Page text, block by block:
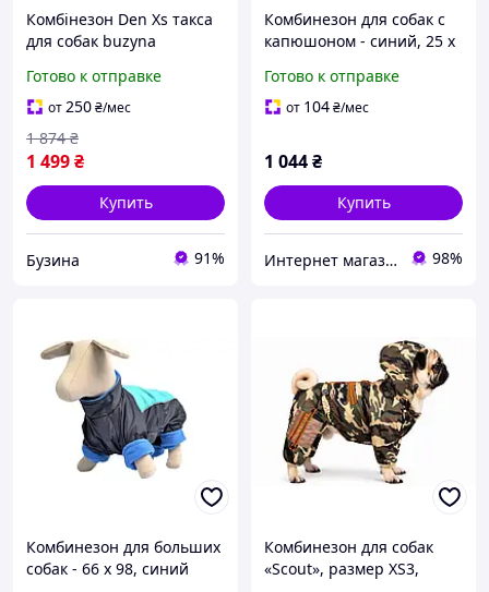
Комбінезон Den Xs такса
для собак buzyna
Готово к отправке
от250₴/мес
1 499₴
1 874 ₴
Купить
Бузина 91%
Комбинезон для собак с
капюшоном - синий, 25 х
Готово к отправке
от 104₴/мес
1 044₴
Купить
Интернет магазин Zolotoy-sad 98%
Комбинезон для больших
собак - 66 х 98, синий
Комбинезон для собак
«Scout», размер XS3,